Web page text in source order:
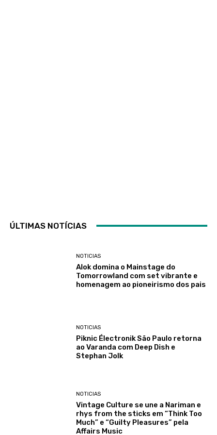
ÚLTIMAS NOTÍCIAS
NOTICIAS
Alok domina o Mainstage do
Tomorrowland com set vibrante e
homenagem ao pioneirismo dos pais
NOTICIAS
Piknic Électronik São Paulo retorna
ao Varanda com Deep Dish e
Stephan Jolk
NOTICIAS
Vintage Culture se une a Nariman e
rhys from the sticks em “Think Too
Much” e “Guilty Pleasures” pela
Affairs Music